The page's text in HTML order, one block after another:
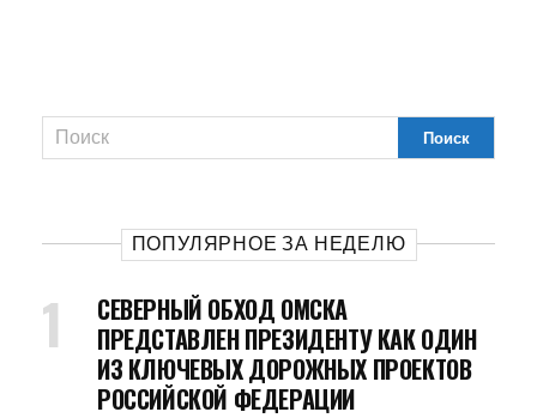
ПОПУЛЯРНОЕ ЗА НЕДЕЛЮ
СЕВЕРНЫЙ ОБХОД ОМСКА
ПРЕДСТАВЛЕН ПРЕЗИДЕНТУ КАК ОДИН
ИЗ КЛЮЧЕВЫХ ДОРОЖНЫХ ПРОЕКТОВ
РОССИЙСКОЙ ФЕДЕРАЦИИ